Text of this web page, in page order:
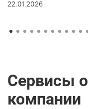
22.01.2026
Сервисы
компании